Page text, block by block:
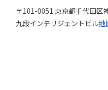
〒101-0051 東京都千代田区
九段インテリジェントビル地